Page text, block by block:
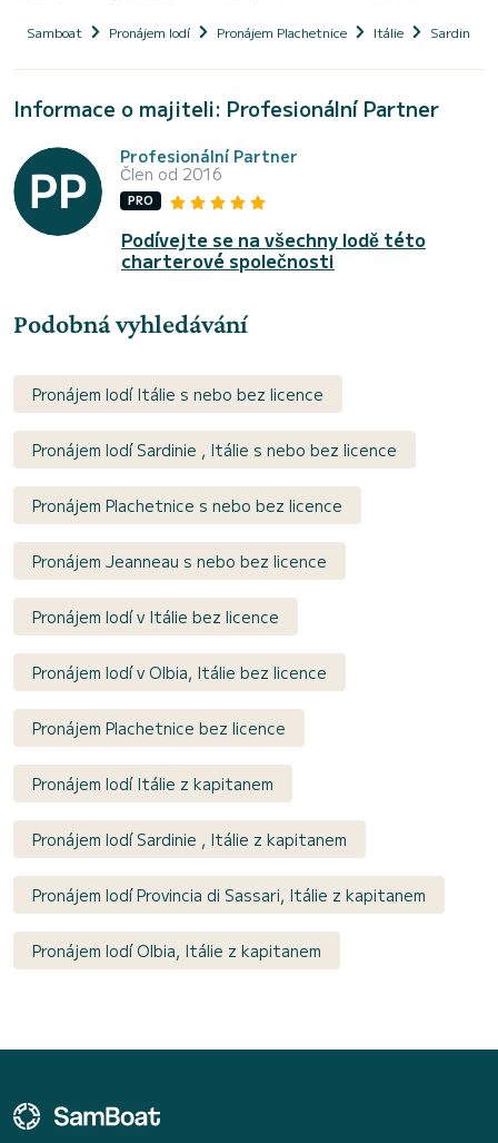
Samboat Pronájem lodí Pronájem Plachetnice Itálie Sardinie
Informace o majiteli: Profesionální Partner
Profesionální Partner
Člen od 2016
PRO
Podívejte se na všechny lodě této
charterové společnosti
Podobná vyhledávání
Pronájem lodí Itálie s nebo bez licence
Pronájem lodí Sardinie , Itálie s nebo bez licence
Pronájem Plachetnice s nebo bez licence
Pronájem Jeanneau s nebo bez licence
Pronájem lodí v Itálie bez licence
Pronájem lodí v Olbia, Itálie bez licence
Pronájem Plachetnice bez licence
Pronájem lodí Itálie z kapitanem
Pronájem lodí Sardinie , Itálie z kapitanem
Pronájem lodí Provincia di Sassari, Itálie z kapitanem
Pronájem lodí Olbia, Itálie z kapitanem